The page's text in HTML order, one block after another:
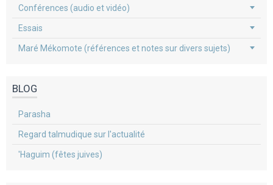
Conférences (audio et vidéo)
Essais
Maré Mékomote (références et notes sur divers sujets)
BLOG
Parasha
Regard talmudique sur l'actualité
'Haguim (fêtes juives)